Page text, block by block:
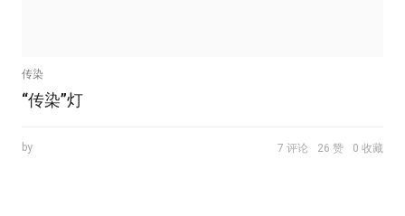
传染
“传染”灯
by 7 评论 26 赞 0 收藏